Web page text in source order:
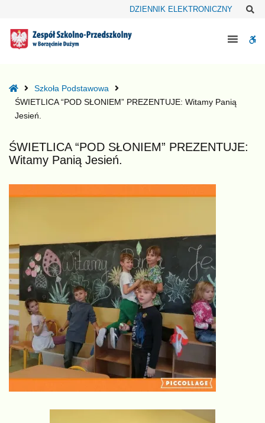
“POD
SŁONIEM”
Panią
Jesień.
DZIENNIK ELEKTRONICZNY
HomeSzkoła Podstawowa
ŚWIETLICA “POD SŁONIEM” PREZENTUJE: Witamy Panią
Jesień.
ŚWIETLICA “POD SŁONIEM” PREZENTUJE:
Witamy Panią Jesień.